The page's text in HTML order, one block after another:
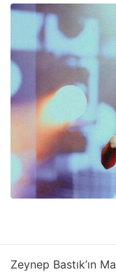
Zeynep Bastık’ın